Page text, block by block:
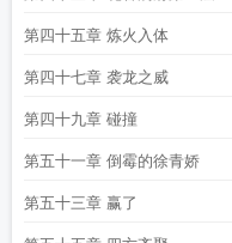
第四十五章 炼火入体
第四十七章 袭龙之威
第四十九章 碰撞
第五十一章 倒霉的徐青娇
第五十三章 赢了